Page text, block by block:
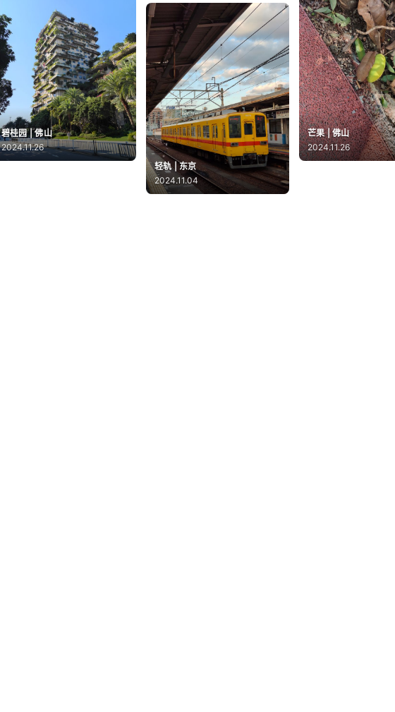
碧桂园 | 佛山
2024.11.26
芒果 | 佛山
2024.11.26
轻轨 | 东京
2024.11.04